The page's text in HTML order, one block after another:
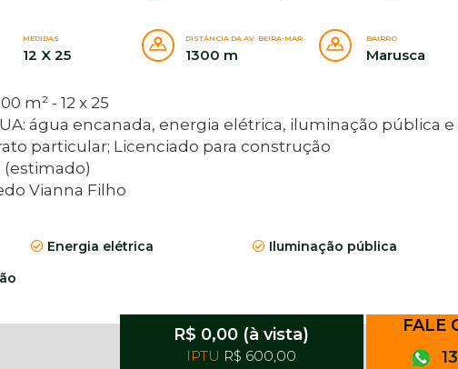
MEDIDAS
12 X 25
DISTÂNCIA DA AV. BEIRA-MAR
1300 m
BAIRRO
Marusca
m² - 12 x 25
água encanada, energia elétrica, iluminação pública
particular; Licenciado para construção
(estimado)
Vianna Filho
Energia elétrica Iluminação pública
R$ 0,00 (à vista)
IPTU R$ 600,00
FALE